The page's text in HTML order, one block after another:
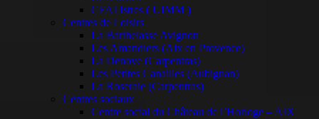
CFAI Istres ( UIMM )
Centres de Loisirs
La Barthelasse Avignon
Les Amandiers (Aix en Provence)
La Denove (Carpentras)
Les Petites Canailles (Aubignan)
La Roseraie (Carpentras)
Centres sociaux
Centre social du Château de l’Horloge – AIX